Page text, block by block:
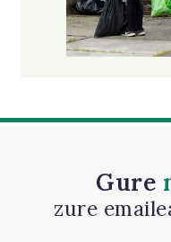
Gure
zure